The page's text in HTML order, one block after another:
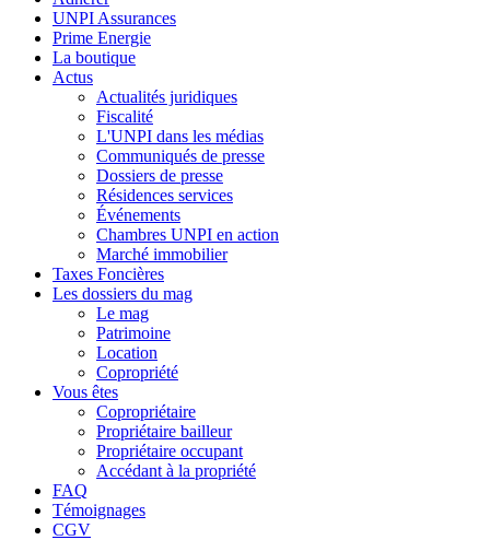
UNPI Assurances
Prime Energie
La boutique
Actus
Actualités juridiques
Fiscalité
L'UNPI dans les médias
Communiqués de presse
Dossiers de presse
Résidences services
Événements
Chambres UNPI en action
Marché immobilier
Taxes Foncières
Les dossiers du mag
Le mag
Patrimoine
Location
Copropriété
Vous êtes
Copropriétaire
Propriétaire bailleur
Propriétaire occupant
Accédant à la propriété
FAQ
Témoignages
CGV